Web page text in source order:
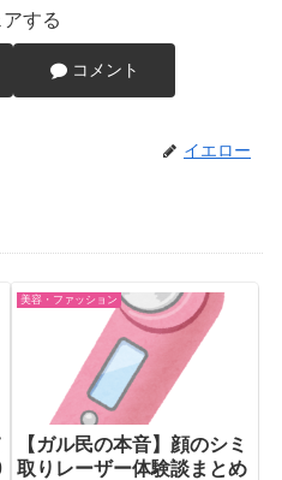
アする
コメント
イエロー
美容・ファッション
【ガル民の本音】顔のシミ
取りレーザー体験談まとめ